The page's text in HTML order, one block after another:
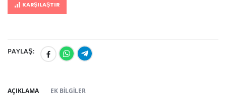
KARŞILAŞTIR
PAYLAŞ:
AÇIKLAMA EK BILGILER